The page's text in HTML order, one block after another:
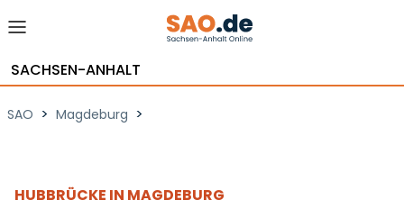
SACHSEN-ANHALT
SAO > Magdeburg >
HUBBRÜCKE IN MAGDEBURG